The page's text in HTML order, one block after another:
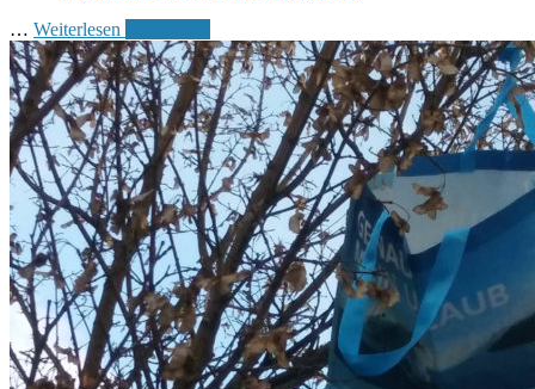
… Weiterlesen